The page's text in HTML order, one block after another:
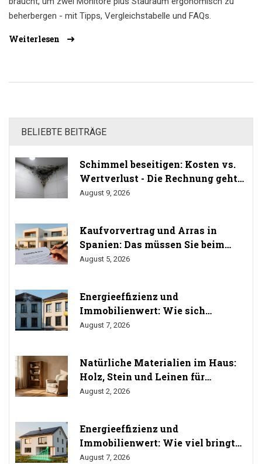
beherbergen - mit Tipps, Vergleichstabelle und FAQs.
Weiterlesen
BELIEBTE BEITRÄGE
Schimmel beseitigen: Kosten vs.
Wertverlust - Die Rechnung geht
auf
August 9, 2026
Kaufvorvertrag und Arras in
Spanien: Das müssen Sie beim
Immobilienkauf wissen
August 5, 2026
Energieeffizienz und
Immobilienwert: Wie sich
Sanierung auf den Preis auswirkt
August 7, 2026
Natürliche Materialien im Haus:
Holz, Stein und Leinen für
gesundes Wohnen
August 2, 2026
Energieeffizienz und
Immobilienwert: Wie viel bringt
Sanierung wirklich? (Studien
August 7, 2026